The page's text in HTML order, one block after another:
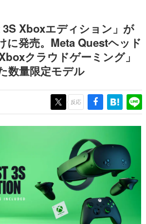
ムクリエイターの方々に製作時のエピソードをお
を解いてはいけない。『赫本』は、〈試験問題〉
た短編ホラー小説集です。
のデジタルゲーム市場を担う若きクリエイター達
追い、彼らのルーツと情熱を探っていきます。
多大な影響を受けた作家さんに取材し、ゲームが
モバイルゲーム産業史
バイルゲーム史における主要なトピック・タイト
するほか、開発者へのインタビューや識者による
載。約20年の歴史が一望できる決定版！
いたり〜ゲームクリエイターの青春〜
ヌケ』『ペンと箸』等で知られるマンガ家・田中圭
よるゲーム業界レポートマンガです。
3S Xboxエディション」が
に発売。Meta Questヘッド
クラウドゲーミング」
数量限定モデル
反応